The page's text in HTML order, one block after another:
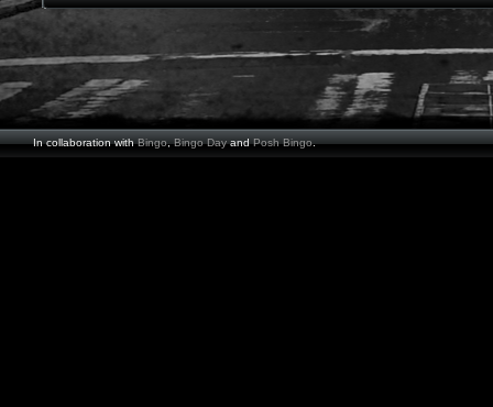
In collaboration withBingo,Bingo DayandPosh Bingo.